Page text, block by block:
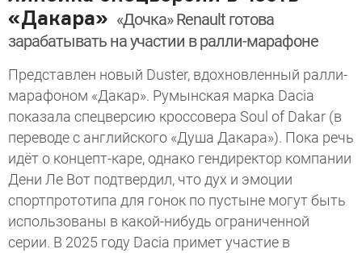
«Дакара» «Дочка» Renault готова
зарабатывать на участии в ралли-марафоне
Представлен новый Duster, вдохновленный ралли-
марафоном «Дакар». Румынская марка Dacia
показала спецверсию кроссовера Soul of Dakar (в
переводе с английского «Душа Дакара»). Пока речь
идёт о концепт-каре, однако гендиректор компании
Дени Ле Вот подтвердил, что дух и эмоции
спортпрототипа для гонок по пустыне могут быть
использованы в какой-нибудь ограниченной
серии. В 2025 году Dacia примет участие в